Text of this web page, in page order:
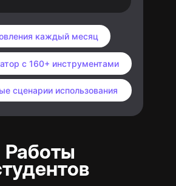
каждый месяц
с 160+ инструментами
сценарии использования
Работы